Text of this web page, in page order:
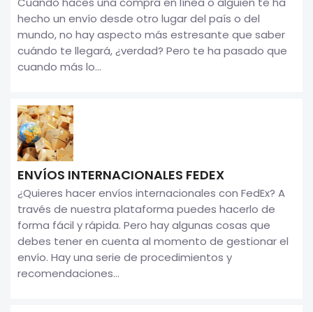
hecho un envío desde otro lugar del país o del
mundo, no hay aspecto más estresante que saber
cuándo te llegará, ¿verdad? Pero te ha pasado que
cuando más lo...
ENVÍOS INTERNACIONALES FEDEX
¿Quieres hacer envíos internacionales con FedEx? A
través de nuestra plataforma puedes hacerlo de
forma fácil y rápida. Pero hay algunas cosas que
debes tener en cuenta al momento de gestionar el
envío. Hay una serie de procedimientos y
recomendaciones...